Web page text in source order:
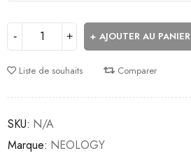
AJOUTER AU PANIER
Liste de souhaits Comparer
SKU: N/A
Marque: NEOLOGY